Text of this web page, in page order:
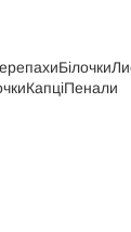
Білочки
КапціПенали